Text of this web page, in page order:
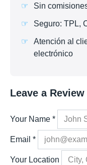
Sin
Seguro: TPL,
Atención al
electrónico
Leave a Review
Your Name *
Email *
Your Location